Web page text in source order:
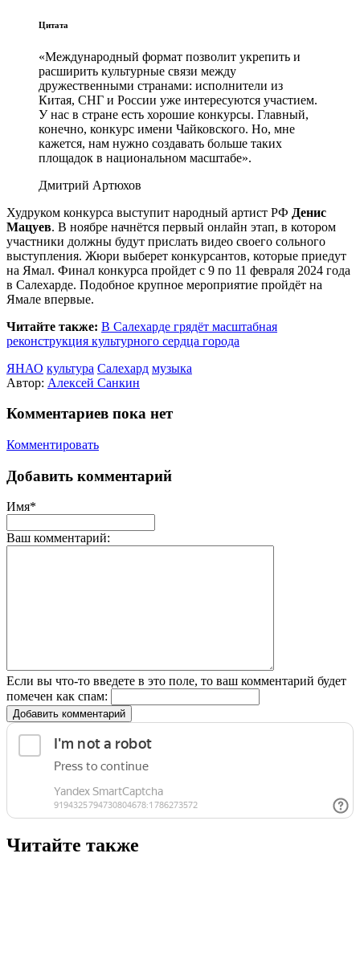
Цитата
«Международный формат позволит укрепить и
расширить культурные связи между
дружественными странами: исполнители из
Китая, СНГ и России уже интересуются участием.
У нас в стране есть хорошие конкурсы. Главный,
конечно, конкурс имени Чайковского. Но, мне
кажется, нам нужно создавать больше таких
площадок в национальном масштабе».
Дмитрий Артюхов
Худруком конкурса выступит народный артист РФ Денис
Мацуев. В ноябре начнётся первый онлайн этап, в котором
участники должны будут прислать видео своего сольного
выступления. Жюри выберет конкурсантов, которые приедут
на Ямал. Финал конкурса пройдет с 9 по 11 февраля 2024 года
в Салехарде. Подобное крупное мероприятие пройдёт на
Ямале впервые.
Читайте также: В Салехарде грядёт масштабная
реконструкция культурного сердца города
ЯНАО культура Салехард музыка
Автор: Алексей Санкин
Комментариев пока нет
Комментировать
Добавить комментарий
Имя*
Ваш комментарий:
Если вы что-то введете в это поле, то ваш комментарий будет
помечен как спам:
Добавить комментарий
Читайте также